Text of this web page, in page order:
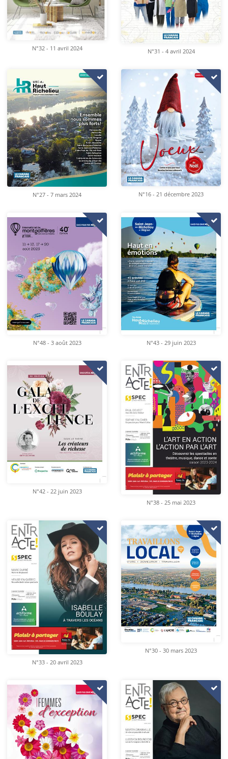
N°32 - 11 avril 2024 N°31 - 4 avril 2024
N°27 - 7 mars 2024 N°16 - 21 décembre 2023
N°48 - 3 août 2023 N°43 - 29 juin 2023
N°42 - 22 juin 2023
N°38 - 25 mai 2023
N°33 - 20 avril 2023
N°30 - 30 mars 2023